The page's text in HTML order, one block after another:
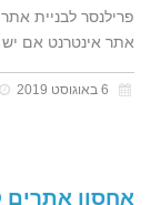
פרילנסר לבניית
אתר אינטרנט אם